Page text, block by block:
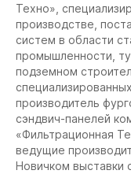
Техно»,
производстве,
систем в области
промышленности,
подземном
производитель
сэндвич-панелей
«Фильтрационная
ведущие
Новичком выставки